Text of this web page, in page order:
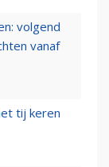
volgend
vanaf
tij keren